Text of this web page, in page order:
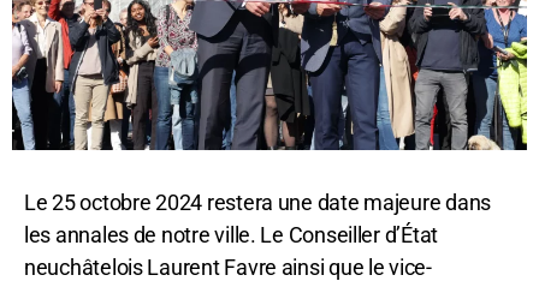
Le 25 octobre 2024 restera une date majeure dans
les annales de notre ville. Le Conseiller d’État
neuchâtelois Laurent Favre ainsi que le vice-